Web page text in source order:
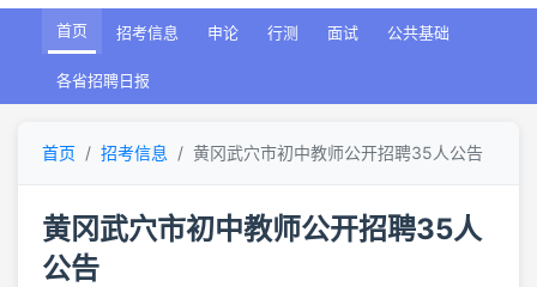
首页 招考信息 申论 行测 面试 公共基础
各省招聘日报
首页 招考信息 黄冈武穴市初中教师公开招聘35人公告
黄冈武穴市初中教师公开招聘35人
公告